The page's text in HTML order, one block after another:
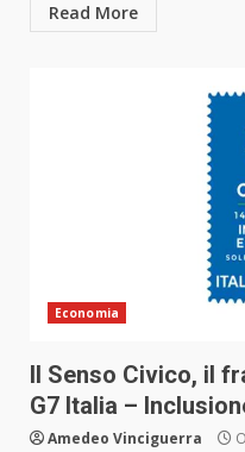
Read More
Economia
Il Senso Civico, il
G7 Italia –
Amedeo Vinciguerra